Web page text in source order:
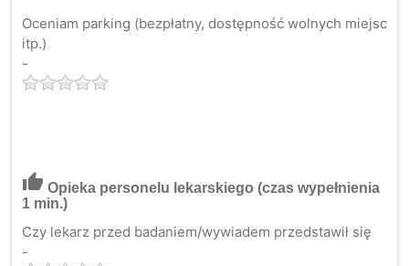
Oceniam parking (bezpłatny, dostępność wolnych miejsc
itp.)
-
thumb_up Opieka personelu lekarskiego (czas wypełnienia
1 min.)
Czy lekarz przed badaniem/wywiadem przedstawił się
-